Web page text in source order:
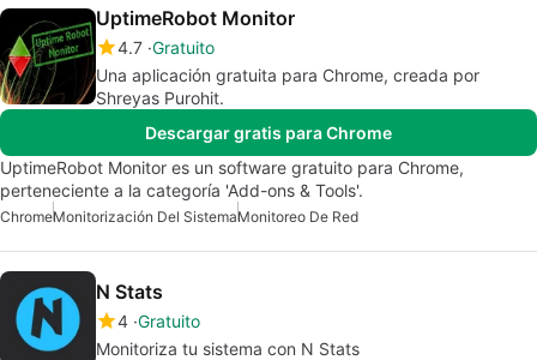
UptimeRobot Monitor
4.7 Gratuito
Una aplicación gratuita para Chrome, creada por
Shreyas Purohit.
Descargar gratis para Chrome
UptimeRobot Monitor es un software gratuito para Chrome,
perteneciente a la categoría 'Add-ons & Tools'.
ChromeMonitorización Del SistemaMonitoreo De Red
N Stats
4 Gratuito
Monitoriza tu sistema con N Stats